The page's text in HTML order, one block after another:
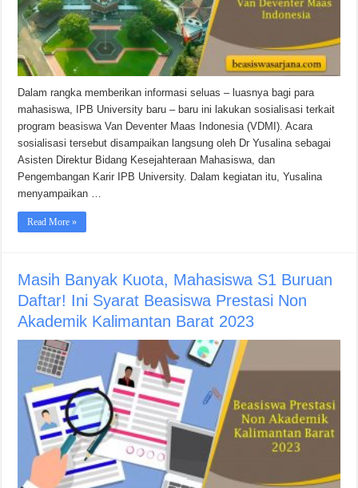
Dalam rangka memberikan informasi seluas – luasnya bagi para
mahasiswa, IPB University baru – baru ini lakukan sosialisasi terkait
program beasiswa Van Deventer Maas Indonesia (VDMI). Acara
sosialisasi tersebut disampaikan langsung oleh Dr Yusalina sebagai
Asisten Direktur Bidang Kesejahteraan Mahasiswa, dan
Pengembangan Karir IPB University. Dalam kegiatan itu, Yusalina
menyampaikan …
Read More »
Masih Banyak Kuota, Mahasiswa S1 Buruan
Daftar! Ini Syarat Beasiswa Prestasi Non
Akademik Kalimantan Barat 2023